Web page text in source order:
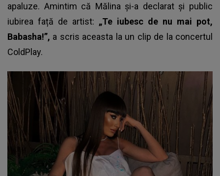
apaluze. Amintim că Mălina și-a declarat și public
iubirea față de artist: „Te iubesc de nu mai pot,
Babasha!”, a scris aceasta la un clip de la concertul
ColdPlay.